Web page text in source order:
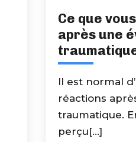
Ce que
après une
Il est normal
réactions
traumatique.
perçu[...]